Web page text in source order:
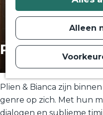
Alleen
d
Plien & Bianca
Plien & Bianca zijn
genre op zich. Met hun
dialogen en sublieme